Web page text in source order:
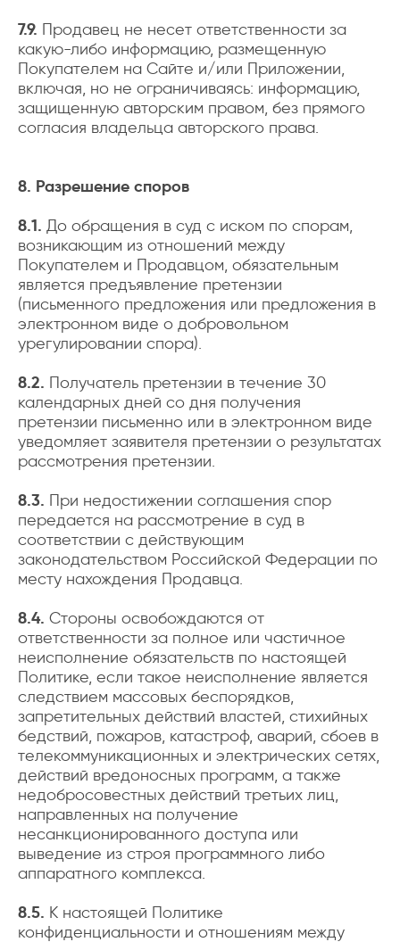
7.9. Продавец не несет ответственности за
какую-либо информацию, размещенную
Покупателем на Сайте и/или Приложении,
включая, но не ограничиваясь: информацию,
защищенную авторским правом, без прямого
согласия владельца авторского права.
8. Разрешение споров
8.1. До обращения в суд с иском по спорам,
возникающим из отношений между
Покупателем и Продавцом, обязательным
является предъявление претензии
(письменного предложения или предложения в
электронном виде о добровольном
урегулировании спора).
8.2. Получатель претензии в течение 30
календарных дней со дня получения
претензии письменно или в электронном виде
уведомляет заявителя претензии о результатах
рассмотрения претензии.
8.3. При недостижении соглашения спор
передается на рассмотрение в суд в
соответствии с действующим
законодательством Российской Федерации по
месту нахождения Продавца.
8.4. Стороны освобождаются от
ответственности за полное или частичное
неисполнение обязательств по настоящей
Политике, если такое неисполнение является
следствием массовых беспорядков,
запретительных действий властей, стихийных
бедствий, пожаров, катастроф, аварий, сбоев в
телекоммуникационных и электрических сетях,
действий вредоносных программ, а также
недобросовестных действий третьих лиц,
направленных на получение
несанкционированного доступа или
выведение из строя программного либо
аппаратного комплекса.
8.5. К настоящей Политике
конфиденциальности и отношениям между